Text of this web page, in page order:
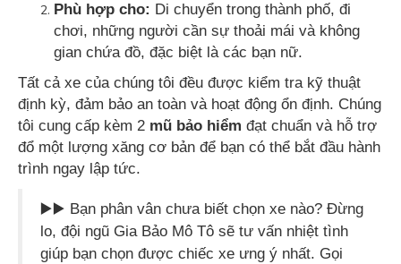
Phù hợp cho: Di chuyển trong thành phố, đi
chơi, những người cần sự thoải mái và không
gian chứa đồ, đặc biệt là các bạn nữ.
Tất cả xe của chúng tôi đều được kiểm tra kỹ thuật
định kỳ, đảm bảo an toàn và hoạt động ổn định. Chúng
tôi cung cấp kèm 2 mũ bảo hiểm đạt chuẩn và hỗ trợ
đổ một lượng xăng cơ bản để bạn có thể bắt đầu hành
trình ngay lập tức.
▶️▶️ Bạn phân vân chưa biết chọn xe nào? Đừng
lo, đội ngũ Gia Bảo Mô Tô sẽ tư vấn nhiệt tình
giúp bạn chọn được chiếc xe ưng ý nhất. Gọi